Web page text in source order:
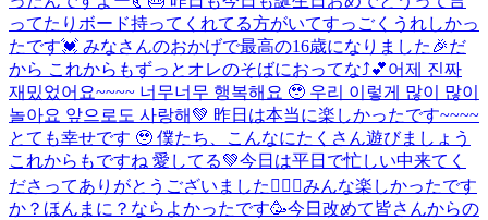
ってたりボード持ってくれてる方がいてすっごくうれしかっ
たです💓 みなさんのおかげで最高の16歳になりました🎉だ
から これからもずっとオレのそばにおってな⤴︎💕어제 진짜
재밌었어요~~~~ 너무너무 행복해요 🥹 우리 이렇게 많이 많이
놀아요 앞으로도 사랑해💚 昨日は本当に楽しかったです~~~~
とても幸せです 🥹 僕たち、こんなにたくさん遊びましょう
これからもですね 愛してる💚今日は平日で忙しい中来てく
ださってありがとうございました🙇🏻‍♂️みんな楽しかったです
か？ほんまに？ならよかったです🥳今日改めて皆さんからの